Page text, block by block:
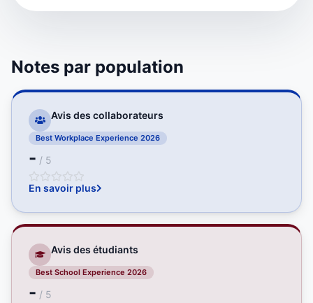
Notes par population
Avis des collaborateurs
Best Workplace Experience 2026
- / 5
En savoir plus
Avis des étudiants
Best School Experience 2026
- / 5